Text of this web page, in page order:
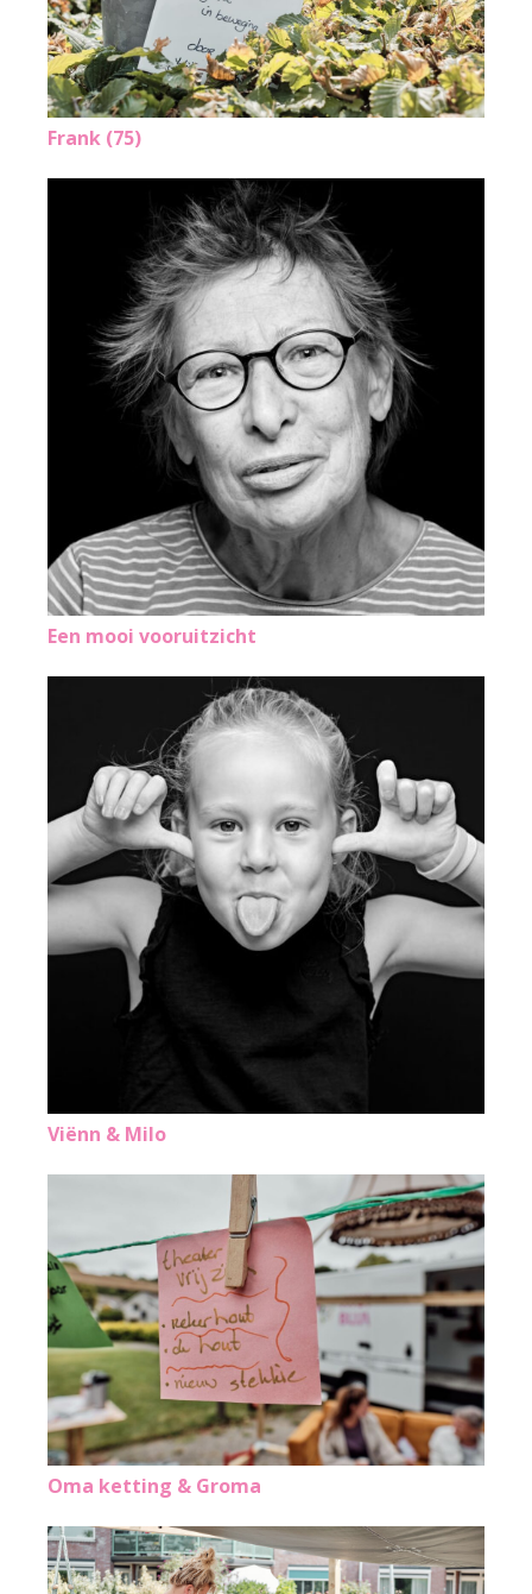
Frank (75)
Een mooi vooruitzicht
Viënn & Milo
Oma ketting & Groma